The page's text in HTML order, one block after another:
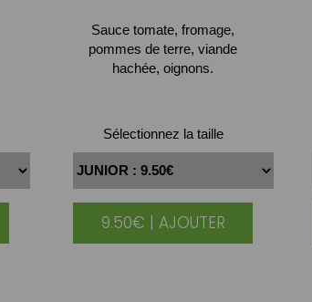
Sauce tomate, fromage,
pommes de terre, viande
hachée, oignons.
Sélectionnez la taille
|
9.50€ | AJOUTER